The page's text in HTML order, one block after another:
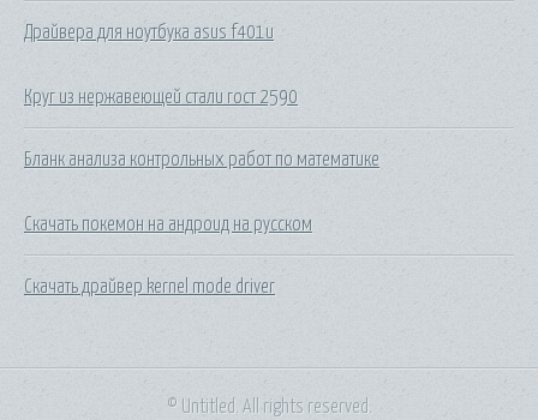
Драйвера для ноутбука asus f401u
Круг из нержавеющей стали гост 2590
Бланк анализа контрольных работ по математике
Скачать покемон на андроид на русском
Скачать драйвер kernel mode driver
© Untitled. All rights reserved.